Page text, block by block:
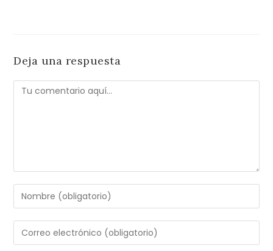
Deja una respuesta
Comentario
Introduce
tu
nombre
Introduce
tu